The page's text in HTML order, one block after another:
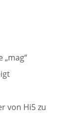
„mag“
von Hi5 zu